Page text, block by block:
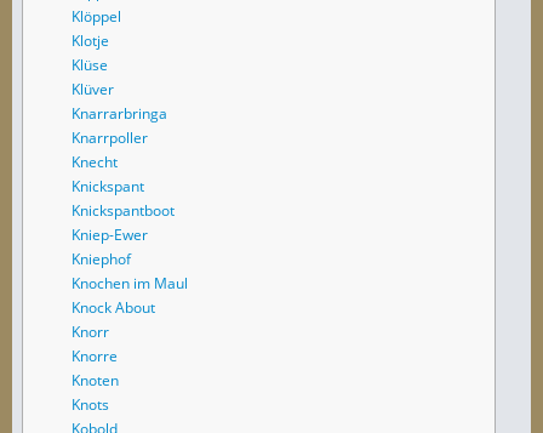
Klöppel
Klotje
Klüse
Klüver
Knarrarbringa
Knarrpoller
Knecht
Knickspant
Knickspantboot
Kniep-Ewer
Kniephof
Knochen im Maul
Knock About
Knorr
Knorre
Knoten
Knots
Kobold